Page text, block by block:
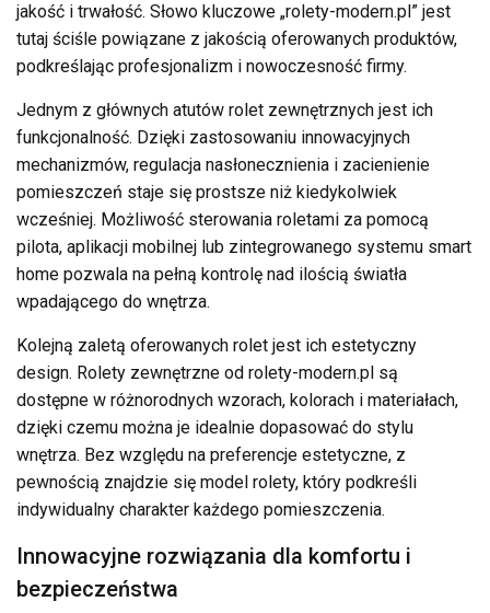
jakość i trwałość. Słowo kluczowe „rolety-modern.pl” jest
tutaj ściśle powiązane z jakością oferowanych produktów,
podkreślając profesjonalizm i nowoczesność firmy.
Jednym z głównych atutów rolet zewnętrznych jest ich
funkcjonalność. Dzięki zastosowaniu innowacyjnych
mechanizmów, regulacja nasłonecznienia i zacienienie
pomieszczeń staje się prostsze niż kiedykolwiek
wcześniej. Możliwość sterowania roletami za pomocą
pilota, aplikacji mobilnej lub zintegrowanego systemu smart
home pozwala na pełną kontrolę nad ilością światła
wpadającego do wnętrza.
Kolejną zaletą oferowanych rolet jest ich estetyczny
design. Rolety zewnętrzne od rolety-modern.pl są
dostępne w różnorodnych wzorach, kolorach i materiałach,
dzięki czemu można je idealnie dopasować do stylu
wnętrza. Bez względu na preferencje estetyczne, z
pewnością znajdzie się model rolety, który podkreśli
indywidualny charakter każdego pomieszczenia.
Innowacyjne rozwiązania dla komfortu i
bezpieczeństwa